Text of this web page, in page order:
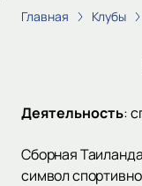
Главная Клубы
Деятельность:
Сборная
символ